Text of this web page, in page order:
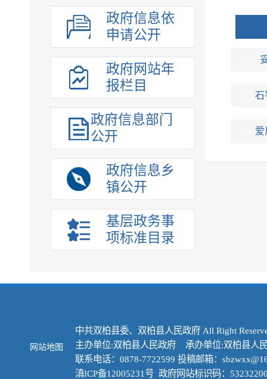
政府信息依
申请公开
政府网站年
报栏目
政府信息部门
公开
政府信息乡
镇公开
基层政务事
项标准目录
石
爱
网站地图
中共双柏县委、双柏县人民政府 All Right
主办单位:双柏县人民政府 承办单位:双柏县人
联系电话：0878-7722599 投稿邮箱：
滇ICP备12005231号 政府网站标识码：